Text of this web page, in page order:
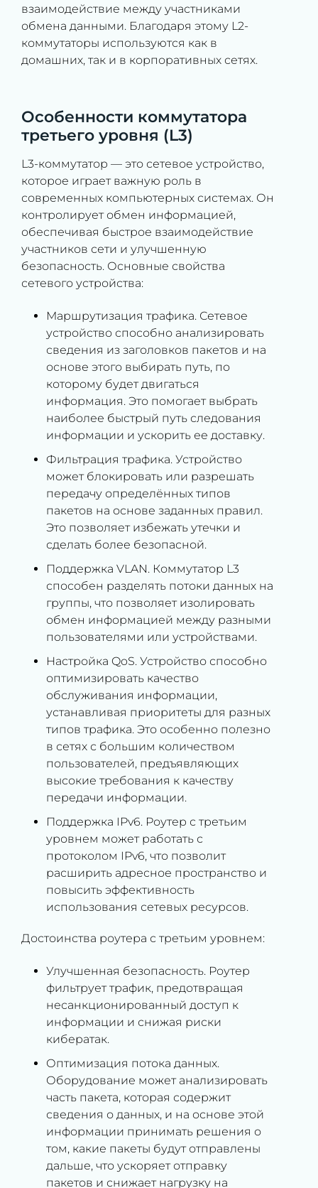
взаимодействие между участниками
обмена данными. Благодаря этому L2-
коммутаторы используются как в
домашних, так и в корпоративных сетях.
Особенности коммутатора
третьего уровня (L3)
L3-коммутатор — это сетевое устройство,
которое играет важную роль в
современных компьютерных системах. Он
контролирует обмен информацией,
обеспечивая быстрое взаимодействие
участников сети и улучшенную
безопасность. Основные свойства
сетевого устройства:
Маршрутизация трафика. Сетевое
устройство способно анализировать
сведения из заголовков пакетов и на
основе этого выбирать путь, по
которому будет двигаться
информация. Это помогает выбрать
наиболее быстрый путь следования
информации и ускорить ее доставку.
Фильтрация трафика. Устройство
может блокировать или разрешать
передачу определённых типов
пакетов на основе заданных правил.
Это позволяет избежать утечки и
сделать более безопасной.
Поддержка VLAN. Коммутатор L3
способен разделять потоки данных на
группы, что позволяет изолировать
обмен информацией между разными
пользователями или устройствами.
Настройка QoS. Устройство способно
оптимизировать качество
обслуживания информации,
устанавливая приоритеты для разных
типов трафика. Это особенно полезно
в сетях с большим количеством
пользователей, предъявляющих
высокие требования к качеству
передачи информации.
Поддержка IPv6. Роутер с третьим
уровнем может работать с
протоколом IPv6, что позволит
расширить адресное пространство и
повысить эффективность
использования сетевых ресурсов.
Достоинства роутера с третьим уровнем:
Улучшенная безопасность. Роутер
фильтрует трафик, предотвращая
несанкционированный доступ к
информации и снижая риски
кибератак.
Оптимизация потока данных.
Оборудование может анализировать
часть пакета, которая содержит
сведения о данных, и на основе этой
информации принимать решения о
том, какие пакеты будут отправлены
дальше, что ускоряет отправку
пакетов и снижает нагрузку на